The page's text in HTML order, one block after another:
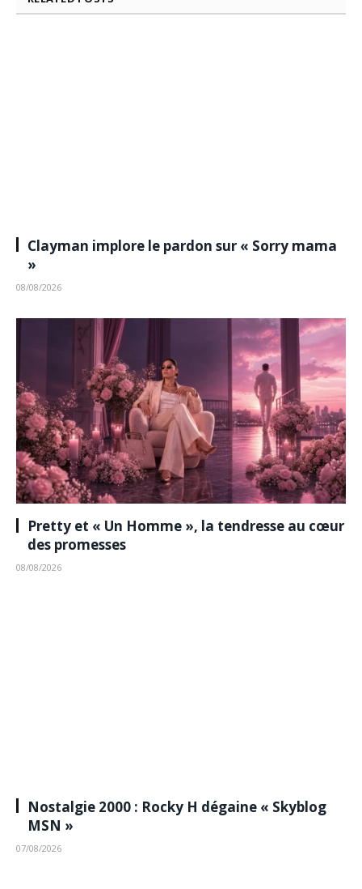
Clayman implore le pardon sur « Sorry mama
»
08/08/2026
Pretty et « Un Homme », la tendresse au cœur
des promesses
08/08/2026
Nostalgie 2000 : Rocky H dégaine « Skyblog
MSN »
07/08/2026